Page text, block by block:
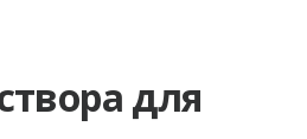
для